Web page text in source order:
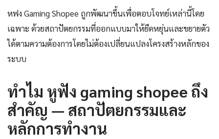
หฟง Gaming Shopee ถูกพัฒนาขึ้นเพื่อตอบโจทย์เหล่านี้โดย
เฉพาะ ด้วยสถาปัตยกรรมที่ออกแบบมาให้ยืดหยุ่นและขยายตัว
ได้ตามความต้องการโดยไม่ต้องเปลี่ยนแปลงโครงสร้างหลักของ
ระบบ
ทำไม หูฟัง gaming shopee ถึง
สำคัญ — สถาปัตยกรรมและ
หลักการทำงาน